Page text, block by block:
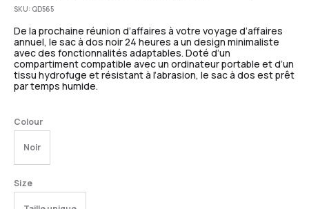
SKU: QD565
De la prochaine réunion d’affaires à votre voyage d’affaires
annuel, le sac à dos noir 24 heures a un design minimaliste
avec des fonctionnalités adaptables. Doté d’un
compartiment compatible avec un ordinateur portable et d’un
tissu hydrofuge et résistant à l’abrasion, le sac à dos est prêt
par temps humide.
Colour
Noir
Size